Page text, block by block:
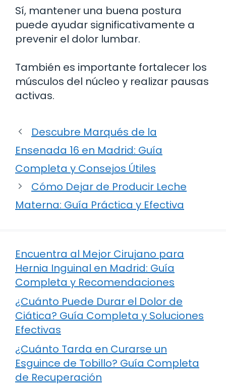
Sí, mantener una buena postura
puede ayudar significativamente a
prevenir el dolor lumbar.
También es importante fortalecer los
músculos del núcleo y realizar pausas
activas.
Descubre Marqués de la
Ensenada 16 en Madrid: Guía
Completa y Consejos Útiles
Cómo Dejar de Producir Leche
Materna: Guía Práctica y Efectiva
Encuentra al Mejor Cirujano para
Hernia Inguinal en Madrid: Guía
Completa y Recomendaciones
¿Cuánto Puede Durar el Dolor de
Ciática? Guía Completa y Soluciones
Efectivas
¿Cuánto Tarda en Curarse un
Esguince de Tobillo? Guía Completa
de Recuperación